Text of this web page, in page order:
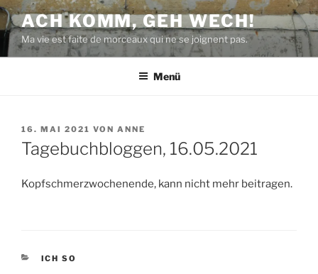
Zum
Inhalt
springen
ACH KOMM, GEH WECH!
Ma vie est faite de morceaux qui ne se joignent pas.
Menü
VERÖFFENTLICHT
AM
16. MAI 2021 VON ANNE
Tagebuchbloggen, 16.05.2021
Kopfschmerzwochenende, kann nicht mehr beitragen.
KATEGORIEN
ICH SO